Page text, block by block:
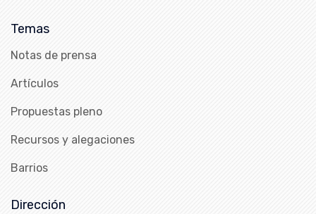
Temas
Notas de prensa
Artículos
Propuestas pleno
Recursos y alegaciones
Barrios
Dirección